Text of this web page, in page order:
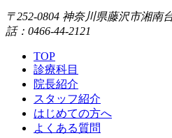
〒252-0804 神奈川県藤沢市湘南
話：0466-44-2121
TOP
診療科目
院長紹介
スタッフ紹介
はじめての方へ
よくある質問